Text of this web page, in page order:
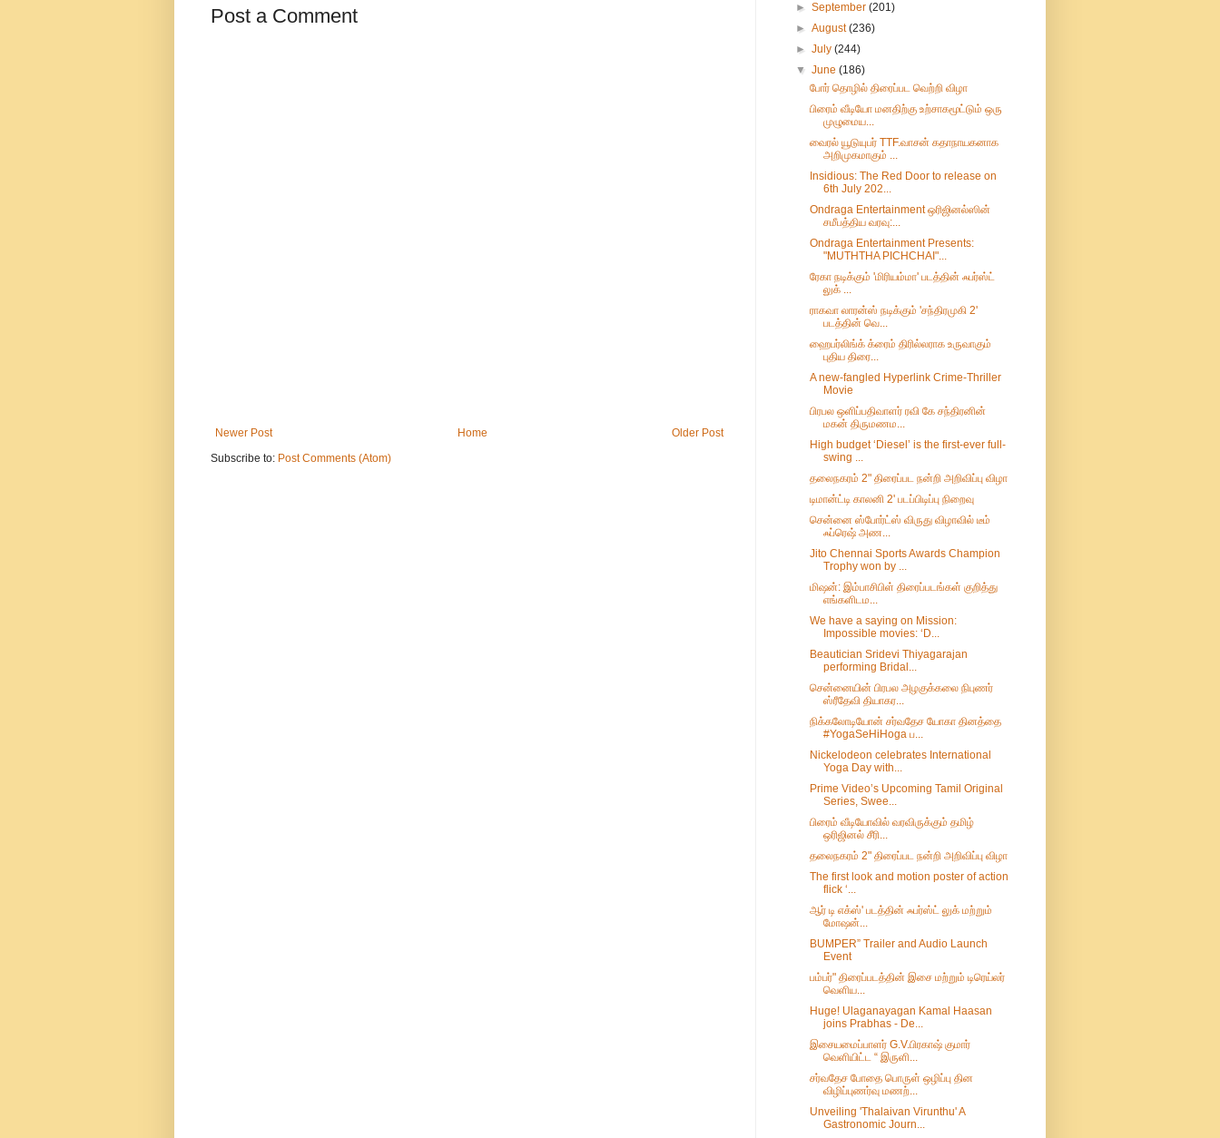
Post a Comment
Newer Post Older Post
Home
Subscribe to: Post Comments (Atom)
►September(201)
►August(236)
►July(244)
▼June(186)
போர் தொழில் திரைப்பட வெற்றி விழா
பிரைம் வீடியோ மனதிற்கு உற்சாகமூட்டும் ஒரு
முழுமைய...
வைரல் யூடுயுபர் TTF.வாசன் கதாநாயகனாக
அறிமுகமாகும் ...
Insidious: The Red Door to release on
6th July 202...
Ondraga Entertainment ஒரிஜினல்ஸின்
சமீபத்திய வரவு:...
Ondraga Entertainment Presents:
"MUTHTHA PICHCHAI"...
ரேகா நடிக்கும் 'மிரியம்மா' படத்தின் ஃபர்ஸ்ட்
லுக் ...
ராகவா லாரன்ஸ் நடிக்கும் 'சந்திரமுகி 2'
படத்தின் வெ...
ஹைபர்லிங்க் க்ரைம் திரில்லராக உருவாகும்
புதிய திரை...
A new-fangled Hyperlink Crime-Thriller
Movie
பிரபல ஒளிப்பதிவாளர் ரவி கே சந்திரனின்
மகன் திருமணம...
High budget ‘Diesel’ is the first-ever full-
swing ...
தலைநகரம் 2" திரைப்பட நன்றி அறிவிப்பு விழா
டிமான்ட்டி காலனி 2' படப்பிடிப்பு நிறைவு
சென்னை ஸ்போர்ட்ஸ் விருது விழாவில் டீம்
ஃப்ரெஷ் அண...
Jito Chennai Sports Awards Champion
Trophy won by ...
மிஷன்: இம்பாசிபிள் திரைப்படங்கள் குறித்து
எங்களிடம...
We have a saying on Mission:
Impossible movies: ‘D...
Beautician Sridevi Thiyagarajan
performing Bridal...
சென்னையின் பிரபல அழகுக்கலை நிபுணர்
ஸ்ரீதேவி தியாகர...
நிக்கலோடியோன் சர்வதேச யோகா தினத்தை
#YogaSeHiHoga ப...
Nickelodeon celebrates International
Yoga Day with...
Prime Video’s Upcoming Tamil Original
Series, Swee...
பிரைம் வீடியோவில் வரவிருக்கும் தமிழ்
ஒரிஜினல் சீரி...
தலைநகரம் 2" திரைப்பட நன்றி அறிவிப்பு விழா
The first look and motion poster of action
flick ‘...
ஆர் டி எக்ஸ்' படத்தின் ஃபர்ஸ்ட் லுக் மற்றும்
மோஷன்...
BUMPER” Trailer and Audio Launch
Event
பம்பர்" திரைப்படத்தின் இசை மற்றும் டிரெய்லர்
வெளிய...
Huge! Ulaganayagan Kamal Haasan
joins Prabhas - De...
இசையமைப்பாளர் G.V.பிரகாஷ் குமார்
வெளியிட்ட “ இருளி...
சர்வதேச போதை பொருள் ஒழிப்பு தின
விழிப்புணர்வு மணற்...
Unveiling 'Thalaivan Virunthu' A
Gastronomic Journ...